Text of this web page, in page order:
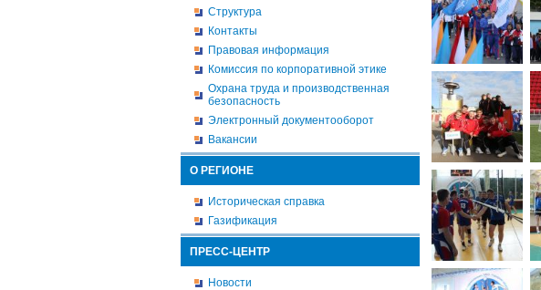
Структура
Контакты
Правовая информация
Комиссия по корпоративной этике
Охрана труда и производственная
безопасность
Электронный документооборот
Вакансии
О РЕГИОНЕ
Историческая справка
Газификация
ПРЕСС-ЦЕНТР
Новости